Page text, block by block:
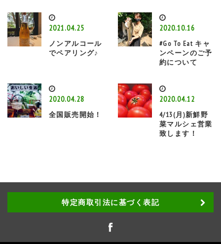
2021.04.25
ノンアルコール
でペアリング♪
2020.10.16
#Go To Eat キャ
ンペーンのご予
約について
2020.04.28
全国販売開始！
2020.04.12
4/13(月)新鮮野
菜マルシェ営業
致します！
特定商取引法に基づく表記